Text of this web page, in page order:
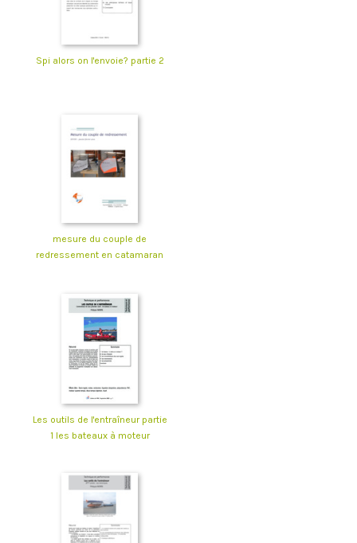
Spi alors on l'envoie? partie 2
mesure du couple de
redressement en catamaran
Les outils de l'entraîneur partie
1 les bateaux à moteur